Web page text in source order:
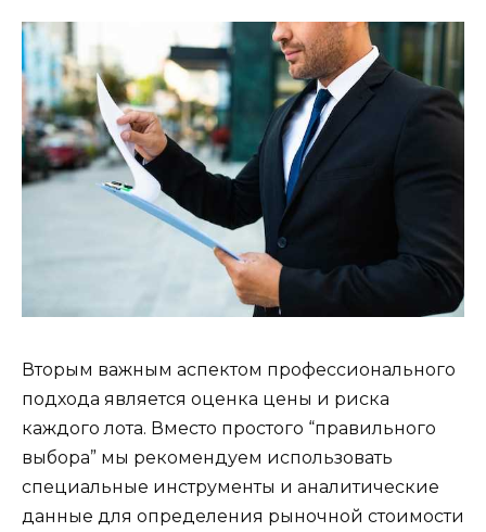
Вторым важным аспектом профессионального
подхода является оценка цены и риска
каждого лота. Вместо простого “правильного
выбора” мы рекомендуем использовать
специальные инструменты и аналитические
данные для определения рыночной стоимости